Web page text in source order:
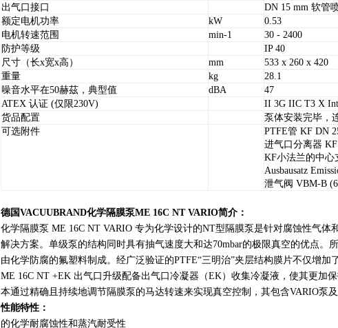
出气口接口
DN 15 mm 软管
额定电机功率
kW
0.53
电机转速范围
min-1
30 - 2400
防护等级
IP 40
尺寸（长x宽x高）
mm
533 x 260 x 420
重量
kg
28.1
噪音水平在50赫茲，典型值
dBA
47
ATEX 认证 (仅限230V)
II 3G IIC T3 X
货品配置
泵体安装完毕，
可选附件
PTFE管 KF DN
进气口分离器
KF小法兰的中心
Ausbausatz
泄气阀 VBM-B
德国VACUUBRAND化学隔膜泵ME 16C NT VARIO简介：
化学隔膜泵 ME 16C NT VARIO 专为化学设计的NT型隔膜泵是针对腐蚀性气体
解决方案。单级泵的结构同时具有抽气速度大和达70mbar的极限真空的优点。
由化学防腐的氟塑料制成。经广泛验证的PTFE“三明治”夹层结构膜片不仅增加
ME 16C NT +EK 出气口升级配备出气口冷凝器（EK）收集冷凝液，使其更加
本通过精确且持续地调节隔膜泵的马达转速来实现真空控制，其包含VARIO泵及
性能特性：
的化学耐腐蚀性和蒸汽耐受性